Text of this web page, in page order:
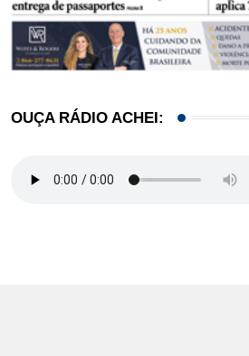
OUÇA RÁDIO ACHEI: